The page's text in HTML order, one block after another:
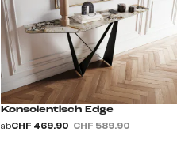
Konsolentisch Edge
abCHF 469.90 CHF 589.90